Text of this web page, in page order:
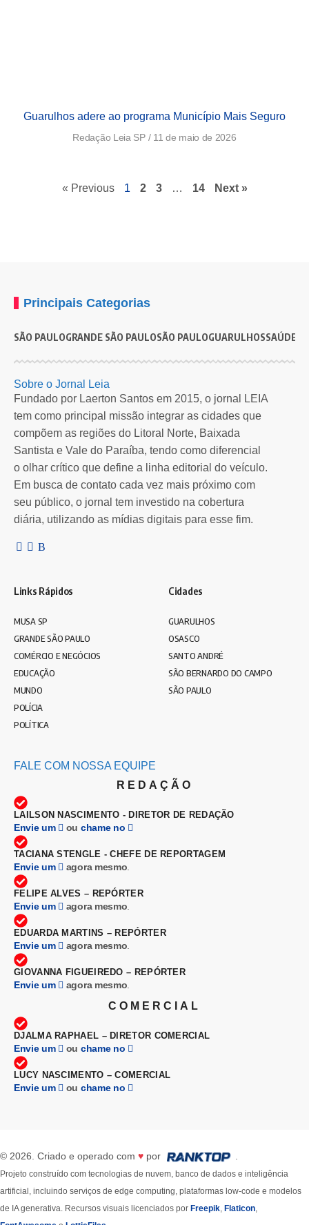
Guarulhos adere ao programa Município Mais Seguro
Redação Leia SP 11 de maio de 2026
« Previous 1 2 3 … 14 Next »
Principais Categorias
SÃO PAULOGRANDE SÃO PAULOSÃO PAULOGUARULHOSSAÚDE
Sobre o Jornal Leia
Fundado por Laerton Santos em 2015, o jornal LEIA
tem como principal missão integrar as cidades que
compõem as regiões do Litoral Norte, Baixada
Santista e Vale do Paraíba, tendo como diferencial
o olhar crítico que define a linha editorial do veículo.
Em busca de contato cada vez mais próximo com
seu público, o jornal tem investido na cobertura
diária, utilizando as mídias digitais para esse fim.
Links Rápidos
MUSA SP
GRANDE SÃO PAULO
COMÉRCIO E NEGÓCIOS
EDUCAÇÃO
MUNDO
POLÍCIA
POLÍTICA
Cidades
GUARULHOS
OSASCO
SANTO ANDRÉ
SÃO BERNARDO DO CAMPO
SÃO PAULO
FALE COM NOSSA EQUIPE
REDAÇÃO
LAILSON NASCIMENTO - DIRETOR DE REDAÇÃO
Envie um ou chame no
TACIANA STENGLE - CHEFE DE REPORTAGEM
Envie um agora mesmo
FELIPE ALVES – REPÓRTER
Envie um agora mesmo
EDUARDA MARTINS – REPÓRTER
Envie um agora mesmo
GIOVANNA FIGUEIREDO – REPÓRTER
Envie um agora mesmo
COMERCIAL
DJALMA RAPHAEL – DIRETOR COMERCIAL
Envie um ou chame no
LUCY NASCIMENTO – COMERCIAL
Envie um ou chame no
© 2026. Criado e operado com ♥ por
Projeto construído com tecnologias de nuvem, banco de dados e inteligência
artificial, incluindo serviços de edge computing, plataformas low-code e modelos
de IA generativa. Recursos visuais licenciados por Freepik, Flaticon,